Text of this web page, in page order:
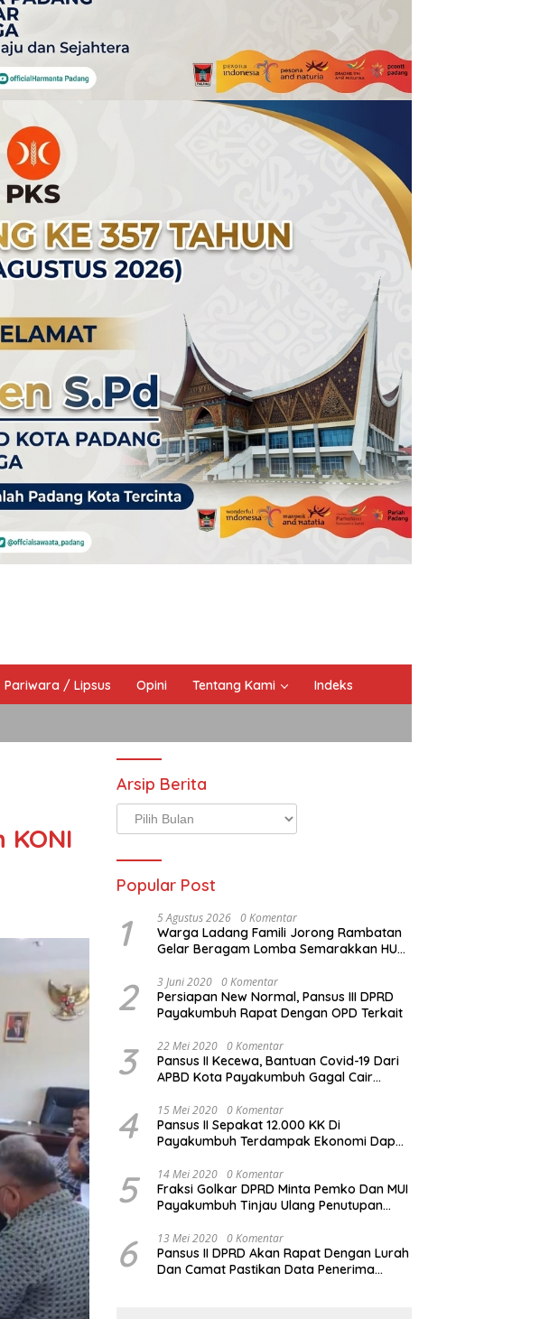
Pariwara / Lipsus Opini Tentang Kami Indeks
KONI
Arsip Berita
Arsip
Berita
Popular Post
1 5 Agustus 2026 0 Komentar
Warga Ladang Famili Jorong Rambatan
Gelar Beragam Lomba Semarakkan HUT
2 3 Juni 2020 0 Komentar
Persiapan New Normal, Pansus III DPRD
Payakumbuh Rapat Dengan OPD Terkait
3 22 Mei 2020 0 Komentar
Pansus II Kecewa, Bantuan Covid-19 Dari
APBD Kota Payakumbuh Gagal Cair
4 15 Mei 2020 0 Komentar
Pansus II Sepakat 12.000 KK Di
Payakumbuh Terdampak Ekonomi Dapat
5 14 Mei 2020 0 Komentar
Fraksi Golkar DPRD Minta Pemko Dan MUI
Payakumbuh Tinjau Ulang Penutupan
6 13 Mei 2020 0 Komentar
Pansus II DPRD Akan Rapat Dengan Lurah
Dan Camat Pastikan Data Penerima